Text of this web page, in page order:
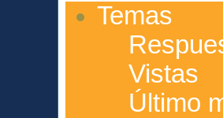
Temas
Vistas
Último